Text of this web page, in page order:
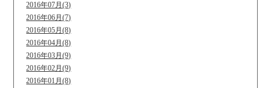
2016年07月(3)
2016年06月(7)
2016年05月(8)
2016年04月(8)
2016年03月(9)
2016年02月(9)
2016年01月(8)